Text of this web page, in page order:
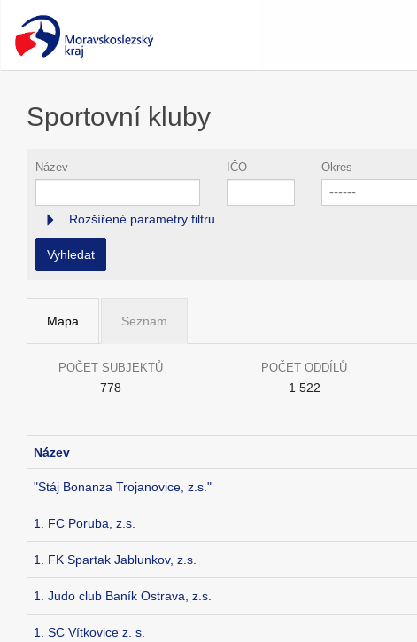
Sportovní kluby
Název IČO Okres
------
Rozšířené parametry filtru
Vyhledat
Mapa Seznam
POČET SUBJEKTŮ
778
POČET ODDÍLŮ
1 522
Název
"Stáj Bonanza Trojanovice, z.s."
1. FC Poruba, z.s.
1. FK Spartak Jablunkov, z.s.
1. Judo club Baník Ostrava, z.s.
1. SC Vítkovice z. s.